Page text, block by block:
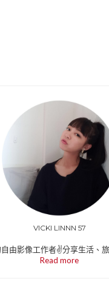
VICKI LINNN 57
由影像工作者✌️分享生活、
Read more